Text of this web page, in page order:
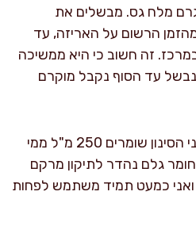
מים. מוסיפים 15 גרם מלח גס. מבשלים את
מהזמן הרשום על האריזה, עד
זה חשוב כי היא ממשיכה
עד הסוף נקבל מוקרם
לפני הסינון שומרים 250 מ"ל ממי
חומר גלם נהדר לתיקון מרקם
כמעט תמיד משתמש לפחות